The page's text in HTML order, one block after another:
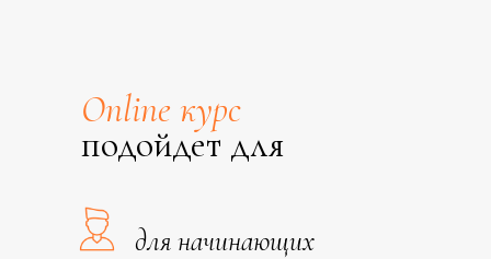
Оnline курс
подойдет для
для начинающих